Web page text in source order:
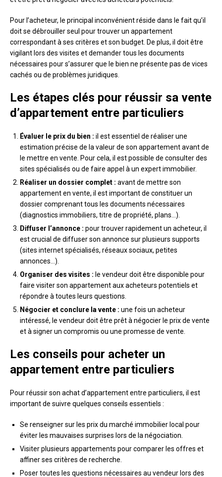
Pour l’acheteur, le principal inconvénient réside dans le fait qu’il
doit se débrouiller seul pour trouver un appartement
correspondant à ses critères et son budget. De plus, il doit être
vigilant lors des visites et demander tous les documents
nécessaires pour s’assurer que le bien ne présente pas de vices
cachés ou de problèmes juridiques.
Les étapes clés pour réussir sa vente
d’appartement entre particuliers
Évaluer le prix du bien : il est essentiel de réaliser une
estimation précise de la valeur de son appartement avant de
le mettre en vente. Pour cela, il est possible de consulter des
sites spécialisés ou de faire appel à un expert immobilier.
Réaliser un dossier complet : avant de mettre son
appartement en vente, il est important de constituer un
dossier comprenant tous les documents nécessaires
(diagnostics immobiliers, titre de propriété, plans…).
Diffuser l’annonce : pour trouver rapidement un acheteur, il
est crucial de diffuser son annonce sur plusieurs supports
(sites internet spécialisés, réseaux sociaux, petites
annonces…).
Organiser des visites : le vendeur doit être disponible pour
faire visiter son appartement aux acheteurs potentiels et
répondre à toutes leurs questions.
Négocier et conclure la vente : une fois un acheteur
intéressé, le vendeur doit être prêt à négocier le prix de vente
et à signer un compromis ou une promesse de vente.
Les conseils pour acheter un
appartement entre particuliers
Pour réussir son achat d’appartement entre particuliers, il est
important de suivre quelques conseils essentiels :
Se renseigner sur les prix du marché immobilier local pour
éviter les mauvaises surprises lors de la négociation.
Visiter plusieurs appartements pour comparer les offres et
affiner ses critères de recherche.
Poser toutes les questions nécessaires au vendeur lors des